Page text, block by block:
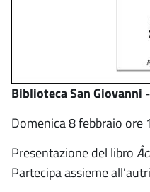
Biblioteca San Giovanni
Domenica 8 febbraio ore
Presentazione del libro
Partecipa assieme